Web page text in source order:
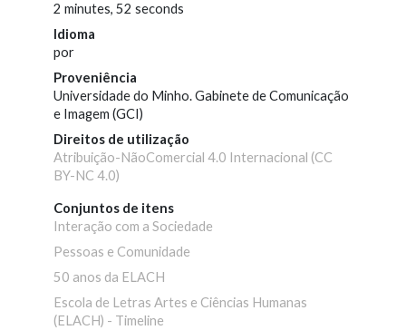
2 minutes, 52 seconds
Idioma
por
Proveniência
Universidade do Minho. Gabinete de Comunicação
e Imagem (GCI)
Direitos de utilização
Atribuição-NãoComercial 4.0 Internacional (CC
BY-NC 4.0)
Conjuntos de itens
Interação com a Sociedade
Pessoas e Comunidade
50 anos da ELACH
Escola de Letras Artes e Ciências Humanas
(ELACH) - Timeline